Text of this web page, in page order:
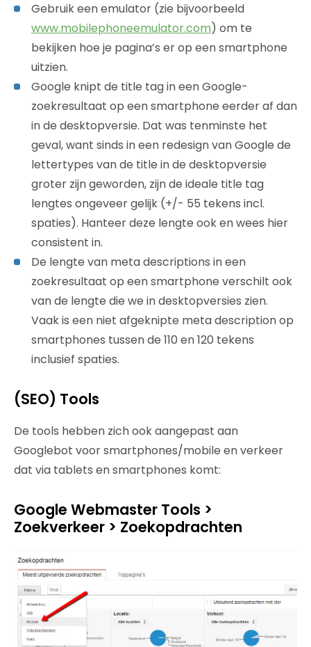
Gebruik een emulator (zie bijvoorbeeld
www.mobilephoneemulator.com) om te
bekijken hoe je pagina’s er op een smartphone
uitzien.
Google knipt de title tag in een Google-
zoekresultaat op een smartphone eerder af dan
in de desktopversie. Dat was tenminste het
geval, want sinds in een redesign van Google de
lettertypes van de title in de desktopversie
groter zijn geworden, zijn de ideale title tag
lengtes ongeveer gelijk (+/- 55 tekens incl.
spaties). Hanteer deze lengte ook en wees hier
consistent in.
De lengte van meta descriptions in een
zoekresultaat op een smartphone verschilt ook
van de lengte die we in desktopversies zien.
Vaak is een niet afgeknipte meta description op
smartphones tussen de 110 en 120 tekens
inclusief spaties.
(SEO) Tools
De tools hebben zich ook aangepast aan
Googlebot voor smartphones/mobile en verkeer
dat via tablets en smartphones komt:
Google Webmaster Tools >
Zoekverkeer > Zoekopdrachten